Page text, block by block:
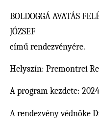
BOLDOGGÁ AVATÁS
JÓZSEF
című rendezvényére.
Helyszín: Premontrei
A program kezdete:
A rendezvény védnöke